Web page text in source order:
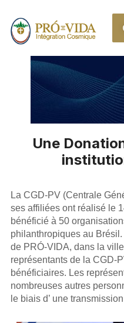
Une
La CGD-PV (Centrale
ses affiliées ont réalisé le
bénéficié à 50
philanthropiques au
de PRÓ-VIDA, dans la
représentants de la CGD-
bénéficiaires. Les
nombreuses autres
le biais d’ une